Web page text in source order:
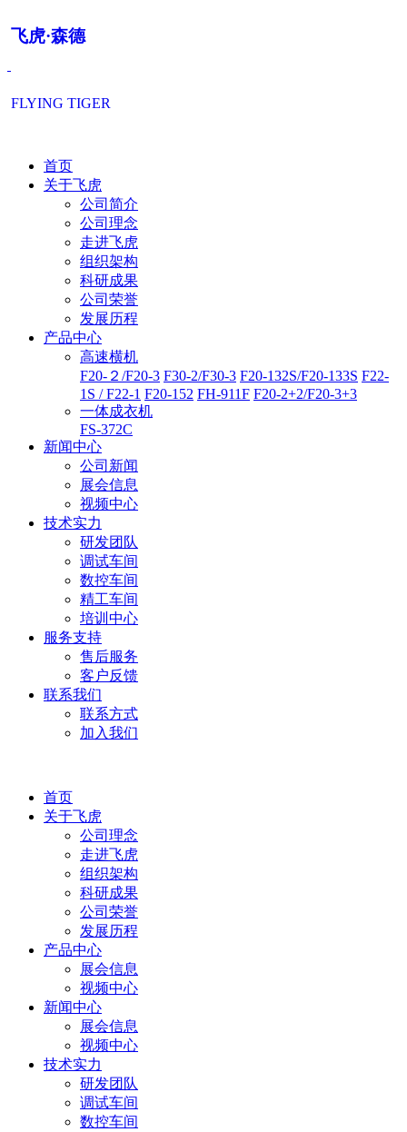
飞虎·森德
FLYING TIGER
首页
关于飞虎
公司简介
公司理念
走进飞虎
组织架构
科研成果
公司荣誉
发展历程
产品中心
高速横机
F20-２/F20-3 F30-2/F30-3 F20-132S/F20-133S F22-
1S / F22-1 F20-152 FH-911F F20-2+2/F20-3+3
一体成衣机
FS-372C
新闻中心
公司新闻
展会信息
视频中心
技术实力
研发团队
调试车间
数控车间
精工车间
培训中心
服务支持
售后服务
客户反馈
联系我们
联系方式
加入我们
首页
关于飞虎
公司理念
走进飞虎
组织架构
科研成果
公司荣誉
发展历程
产品中心
展会信息
视频中心
新闻中心
展会信息
视频中心
技术实力
研发团队
调试车间
数控车间